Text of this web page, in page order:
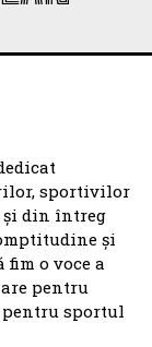
sportivilor
și din întreg
și
o voce a
pentru
pentru sportul